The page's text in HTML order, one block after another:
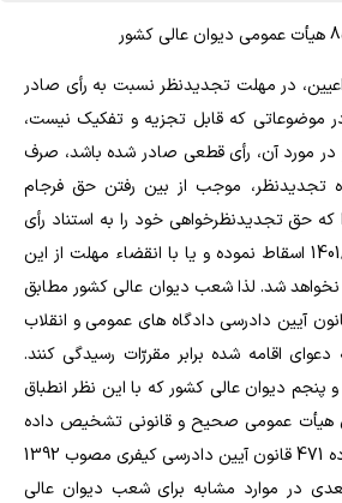
در مهلت تجدیدنظر نسبت به رأی صادر
موضوعاتی که قابل تجزیه و تفکیک نیست،
در مورد آن، رأی قطعی صادر شده باشد، صرف
تجدیدنظر، موجب از بین رفتن حق فرجام
حق تجدیدنظرخواهی خود را به استناد رأی
وحدت رویه 819 ـ 16 /1 /1401 اسقاط نموده و یا با انقضاء مهلت از این
نخواهد شد. لذا شعب دیوان عالی کشور مطابق
2، 3، 367 و 404 قانون آیین دادرسی دادگاه های عمومی و انقلاب
اقامه شده برابر مقررّات رسیدگی کنند.
پنجم دیوان عالی کشور که با این نظر انطباق
هیأت عمومی صحیح و قانونی تشخیص داده
می شود. این رأی طبق ماده 471 قانون آیین دادرسی کیفری مصوب 1392
در موارد مشابه برای شعب دیوان عالی